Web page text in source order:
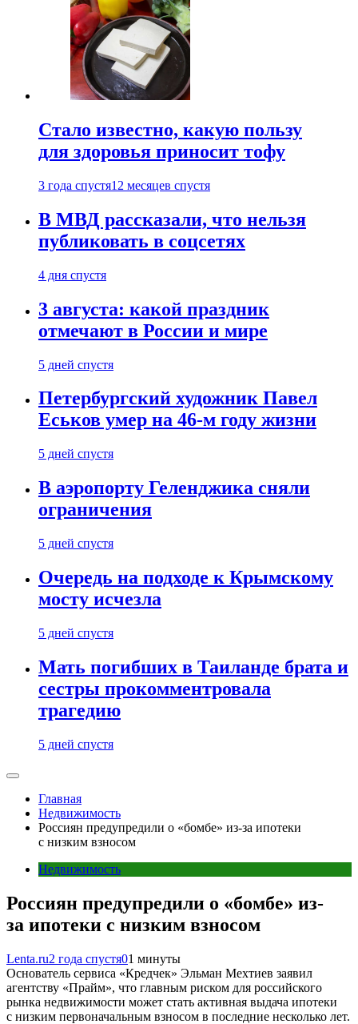
Стало известно, какую пользу
для здоровья приносит тофу
3 года спустя12 месяцев спустя
В МВД рассказали, что нельзя
публиковать в соцсетях
4 дня спустя
3 августа: какой праздник
отмечают в России и мире
5 дней спустя
Петербургский художник Павел
Еськов умер на 46-м году жизни
5 дней спустя
В аэропорту Геленджика сняли
ограничения
5 дней спустя
Очередь на подходе к Крымскому
мосту исчезла
5 дней спустя
Мать погибших в Таиланде брата и
сестры прокомментровала
трагедию
5 дней спустя
Главная
Недвижимость
Россиян предупредили о «бомбе» из-за ипотеки
с низким взносом
Недвижимость
Россиян предупредили о «бомбе» из-
за ипотеки с низким взносом
Lenta.ru2 года спустя01 минуты
Основатель сервиса «Кредчек» Эльман Мехтиев заявил
агентству «Прайм», что главным риском для российского
рынка недвижимости может стать активная выдача ипотеки
с низким первоначальным взносом в последние несколько лет.